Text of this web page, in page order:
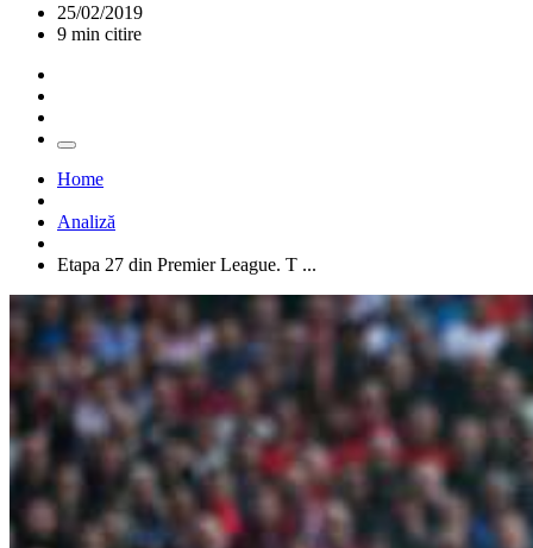
25/02/2019
9 min citire
Home
Analiză
Etapa 27 din Premier League. T ...